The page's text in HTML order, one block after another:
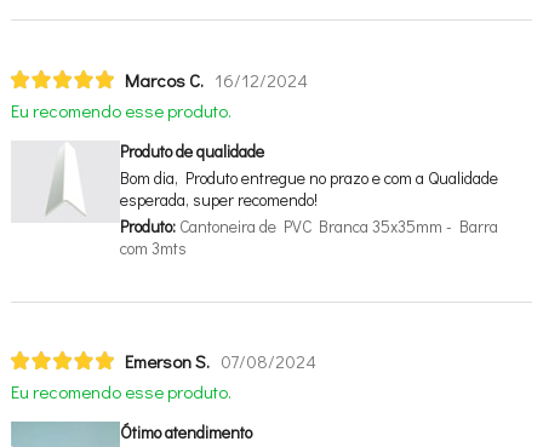
Marcos C. 16/12/2024
Eu recomendo esse produto.
Produto de qualidade
Bom dia, Produto entregue no prazo e com a Qualidade
esperada, super recomendo!
Produto:Cantoneira de PVC Branca 35x35mm - Barra
com 3mts
Emerson S. 07/08/2024
Eu recomendo esse produto.
Ótimo atendimento